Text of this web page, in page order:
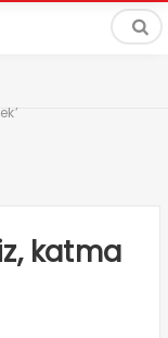
katma